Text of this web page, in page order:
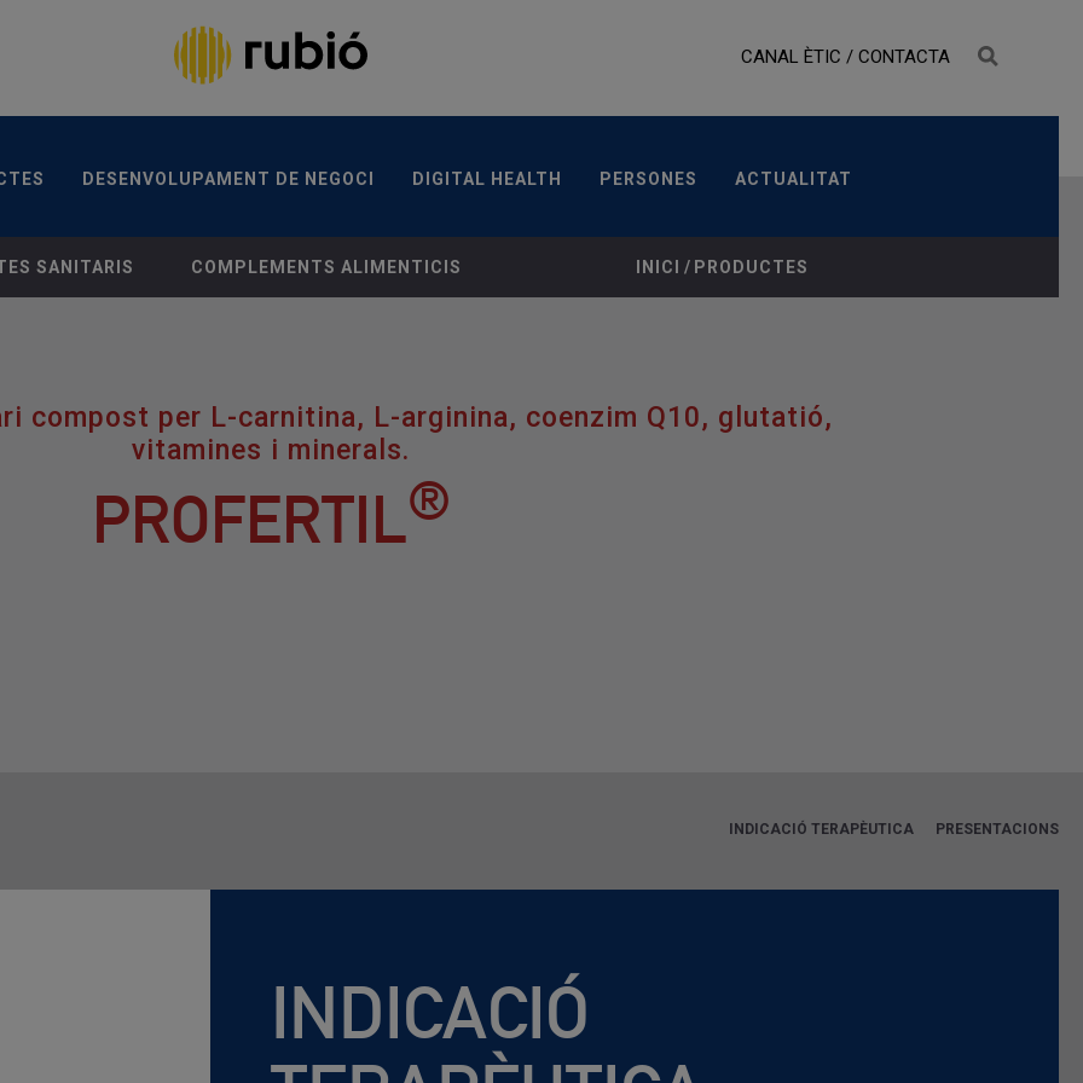
CANAL ÈTIC / CONTACTA
DESENVOLUPAMENT DE NEGOCI DIGITAL HEALTH PERSONES ACTUALITAT
SANITARIS COMPLEMENTS ALIMENTICIS INICI / PRODUCTES
INDICACIÓ TERAPÈUTICA
compost per L-carnitina, L-arginina, coenzim Q10, glutatió,
vitamines i minerals.
PROFERTIL®
INDICACIÓ TERAPÈUTICA PRESENTACIONS
INDICACIÓ